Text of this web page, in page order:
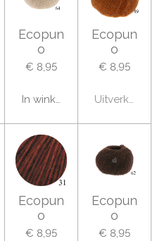
Ecopun
o
€ 8,95
In winkelwagen
Ecopun
o
€ 8,95
Uitverkocht
Ecopun
o
€ 8,95
Ecopun
o
€ 8,95